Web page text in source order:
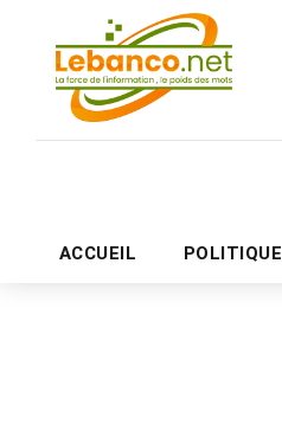
ACCUEIL POLITIQUE